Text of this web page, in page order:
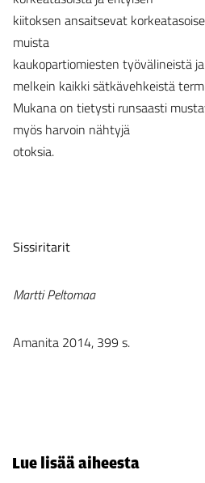
kiitoksen ansaitsevat
muista
kaukopartiomiesten työvälineistä
melkein kaikki sätkävehkeistä
Mukana on tietysti runsaasti
myös harvoin nähtyjä
otoksia.
Sissiritarit
Martti Peltomaa
Amanita 2014, 399 s.
Lue lisää aiheesta